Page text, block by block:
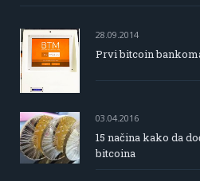
28.09.2014
Prvi bitcoin
03.04.2016
15 načina kako da
bitcoina